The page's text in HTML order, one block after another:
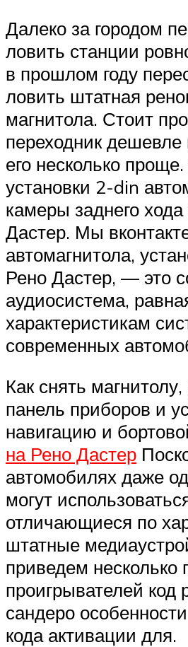
Далеко за городом
ловить станции
в прошлом году
ловить штатная
магнитола. Стоит
переходник дешевле
его несколько
установки 2-din
камеры заднего
Дастер. Мы
автомагнитола,
Рено Дастер, — это
аудиосистема,
характеристикам
современных
Как снять
панель приборов и
навигацию и
на Рено Дастер
автомобилях даже
могут
отличающиеся по
штатные
приведем несколько
проигрывателей код
сандеро
кода активации для.